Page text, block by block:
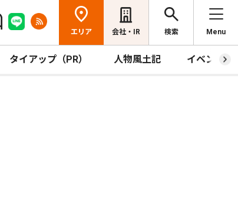
エリア 会社・IR 検索 Menu
タイアップ（PR） 人物風土記 イベント